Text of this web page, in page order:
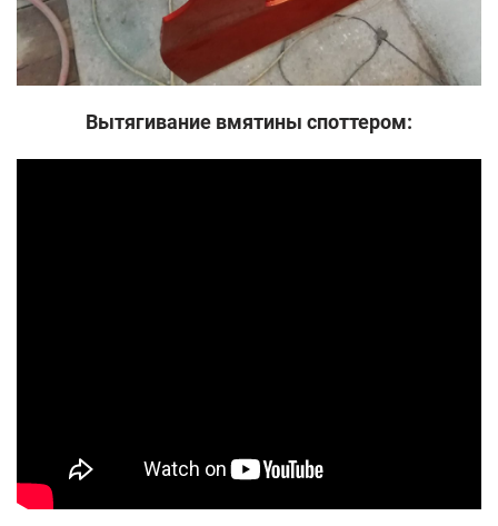
Вытягивание вмятины споттером: